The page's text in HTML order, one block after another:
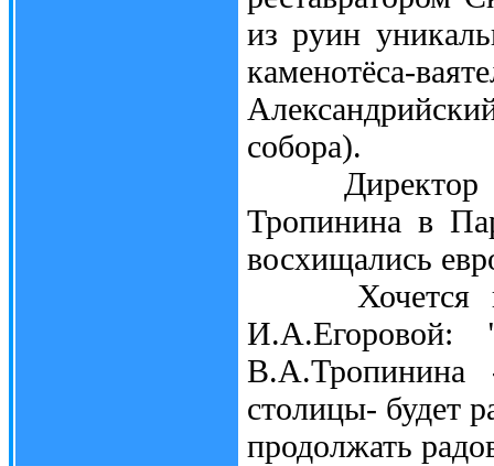
из руин
каменотёса-
собора).
Директор
Тропинина в
восхищались
Хочется
В.А.Тропинина
столицы- будет
продолжать